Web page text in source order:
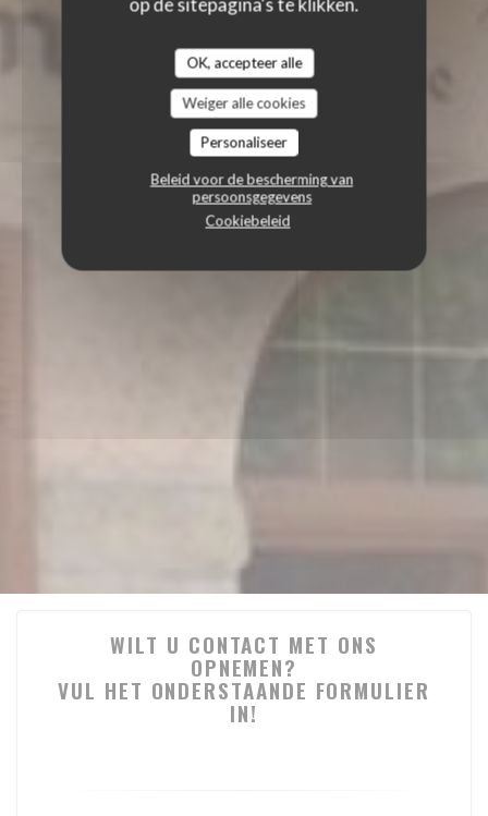
OK, accepteer alle
Weiger alle cookies
Personaliseer
Beleid voor de bescherming van
persoonsgegevens
Cookiebeleid
WILT U CONTACT MET ONS
OPNEMEN?
VUL HET ONDERSTAANDE FORMULIER
IN!